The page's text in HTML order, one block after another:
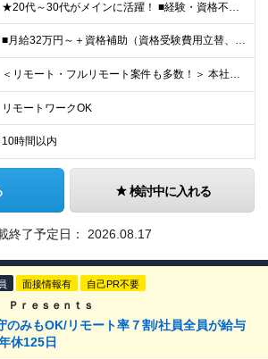
★20代～30代がメインに活躍！ ■経験・資格不問 ■学歴不問 ━━━━━……‥ 当社では何よりもコミュニケーション力を 重視した採用を行っています！
■月給32万円～＋資格補助（資格受験費用立替、書籍代立替）＋リファラル手当（経験者10万円/未経験者6万円） ※給与は経験・スキルに応じて決定します ※上記給与額には固定残業代（20時間分/39,68
＜リモート・フルリモート案件も多数！＞ 本社または都内のクライアント先での勤務となります。 ■本社/東京都千代田区神田司町2-10-4 NOVEL WORK Kanda 3階 (変更の範囲)上記を除
リモートワークOK
10時間以内
検討中に入れる
終了予定日： 2026.08.17
面接情報有 自己PR不要
ｒｅｓｅｎｔｓ
のみもOK/リモート率７割/社員全員が給与
休125日